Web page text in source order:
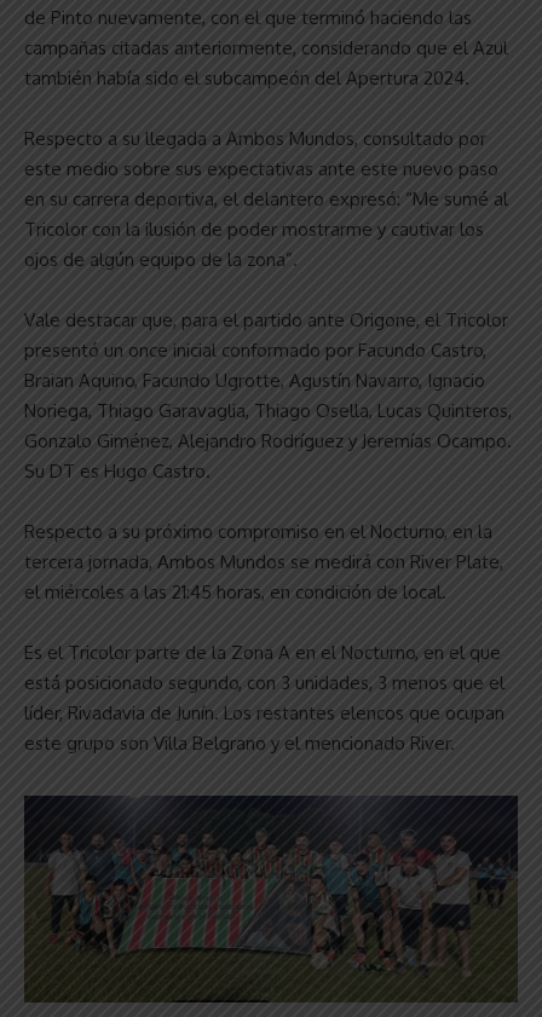
de Pinto nuevamente, con el que terminó haciendo las
campañas citadas anteriormente, considerando que el Azul
también había sido el subcampeón del Apertura 2024.
Respecto a su llegada a Ambos Mundos, consultado por
este medio sobre sus expectativas ante este nuevo paso
en su carrera deportiva, el delantero expresó: “Me sumé al
Tricolor con la ilusión de poder mostrarme y cautivar los
ojos de algún equipo de la zona”.
Vale destacar que, para el partido ante Origone, el Tricolor
presentó un once inicial conformado por Facundo Castro,
Braian Aquino, Facundo Ugrotte, Agustín Navarro, Ignacio
Noriega, Thiago Garavaglia, Thiago Osella, Lucas Quinteros,
Gonzalo Giménez, Alejandro Rodríguez y Jeremías Ocampo.
Su DT es Hugo Castro.
Respecto a su próximo compromiso en el Nocturno, en la
tercera jornada, Ambos Mundos se medirá con River Plate,
el miércoles a las 21:45 horas, en condición de local.
Es el Tricolor parte de la Zona A en el Nocturno, en el que
está posicionado segundo, con 3 unidades, 3 menos que el
líder, Rivadavia de Junín. Los restantes elencos que ocupan
este grupo son Villa Belgrano y el mencionado River.